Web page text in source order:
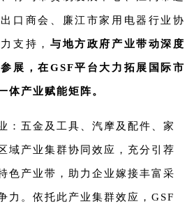
口商会、廉江市家用电器行业协
支持， 与地方政府产业带动深度
展，在GSF平台大力拓展国际市
体产业赋能矩阵。
：五金及工具、汽摩及配件、家
域产业集群协同效应，充分引荐
色产业带，助力企业嫁接丰富采
力。依托此产业集群效应，GSF